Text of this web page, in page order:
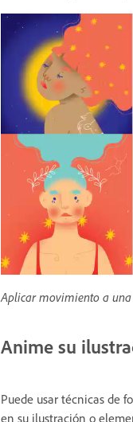
Aplicar movimiento a
Anime su
Puede usar técnicas de
en su ilustración o